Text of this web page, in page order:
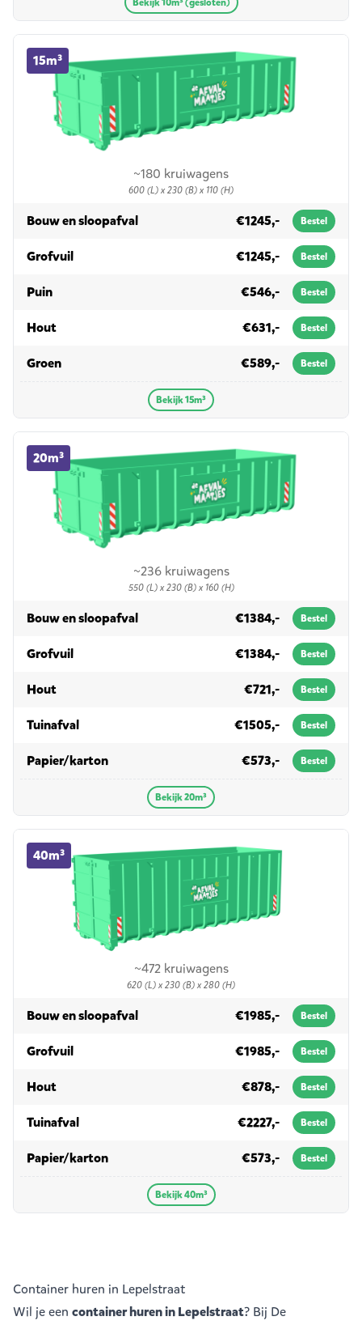
~180 kruiwagens
600 (L) x 230 (B) x 110 (H)
15m³
15m³ container huren
Bouw en sloopafvalin 15m³ €1245,- Bestel
Grofvuilin 15m³ €1245,- Bestel
Puinin 15m³ €546,- Bestel
Houtin 15m³ €631,- Bestel
Groenin 15m³ €589,- Bestel
Bekijk 15m³
~236 kruiwagens
550 (L) x 230 (B) x 160 (H)
20m³
20m³ container huren
Bouw en sloopafvalin 20m³ €1384,- Bestel
Grofvuilin 20m³ €1384,- Bestel
Houtin 20m³ €721,- Bestel
Tuinafvalin 20m³ €1505,- Bestel
Papier/kartonin 20m³ €573,- Bestel
Bekijk 20m³
~472 kruiwagens
620 (L) x 230 (B) x 280 (H)
40m³
40m³ container huren
Bouw en sloopafvalin 40m³ €1985,- Bestel
Grofvuilin 40m³ €1985,- Bestel
Houtin 40m³ €878,- Bestel
Tuinafvalin 40m³ €2227,- Bestel
Papier/kartonin 40m³ €573,- Bestel
Bekijk 40m³
Container huren in Lepelstraat
Wil je een container huren in Lepelstraat? Bij De